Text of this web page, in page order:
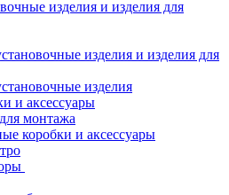
изделия и изделия для
изделия и изделия для
изделия
и аксессуары
монтажа
коробки и аксессуары